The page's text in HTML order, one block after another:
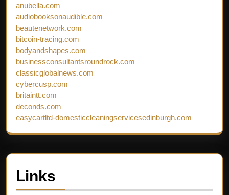
anubella.com
audiobooksonaudible.com
beautenetwork.com
bitcoin-tracing.com
bodyandshapes.com
businessconsultantsroundrock.com
classicglobalnews.com
cybercusp.com
britaintt.com
deconds.com
easycartltd-domesticcleaningservicesedinburgh.com
Links